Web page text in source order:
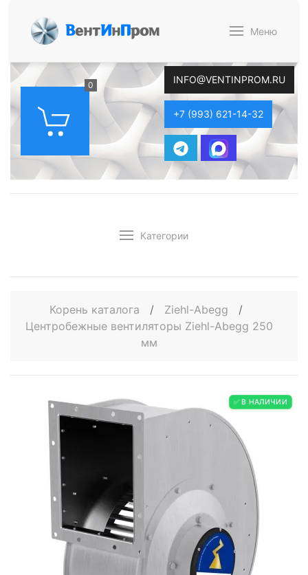
ВентИнПром Меню
0 INFO@VENTINPROM.RU
+7 (993) 621-14-32
Категории
Корень каталога / Ziehl-Abegg
/
Центробежные вентиляторы Ziehl-Abegg 250
мм
✅ В НАЛИЧИИ